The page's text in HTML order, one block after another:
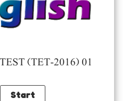
(TET-2016) 01